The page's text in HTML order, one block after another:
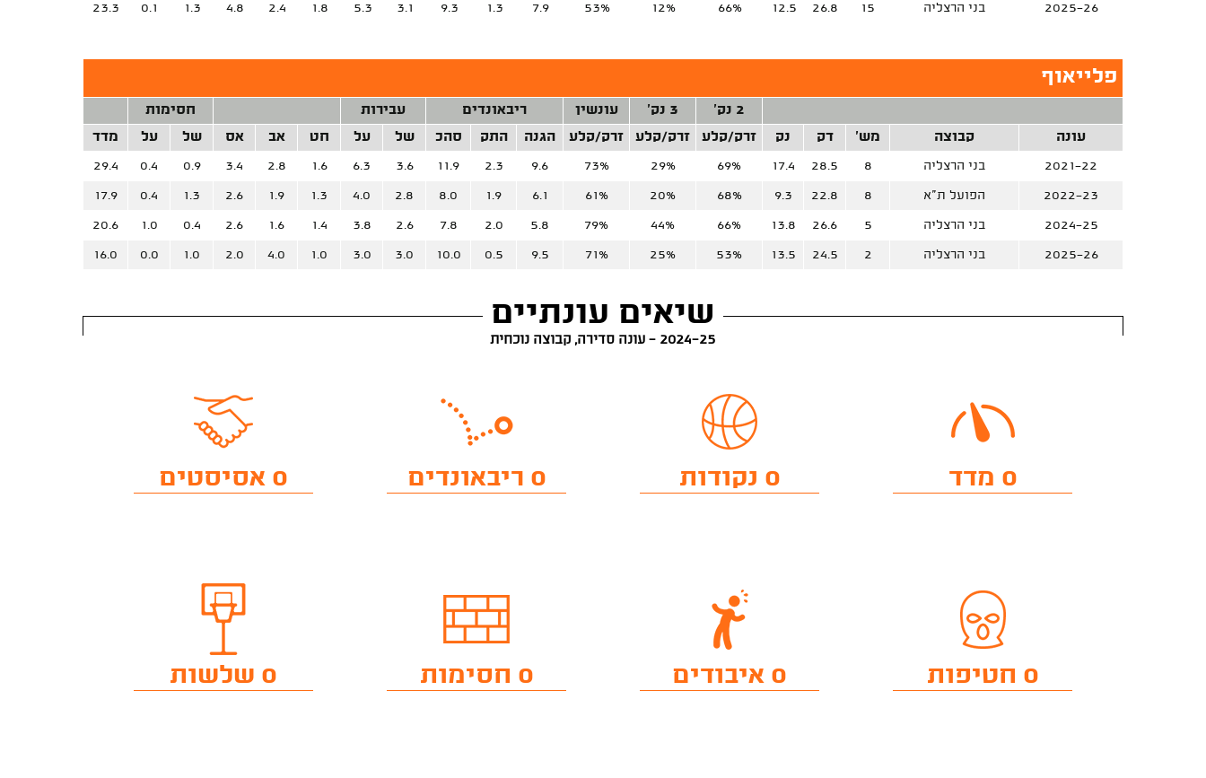
2025-26 בני הרצליה 15
26.8
12.5
66%
12%
53%
7.9
1.3
9.3
3.1
5.3
1.8
2.4
4.8
1.3
0.1
23.3
פלייאוף
2 נק' 3 נק' עונשין ריבאונדים עבירות
חסימות
עונה
קבוצה מש' דק נק זרק/קלע זרק/קלע זרק/קלע הגנה התק סהכ של על חט אב אס של על מדד
2021-22 בני הרצליה 8
28.5
17.4
69%
29%
73%
9.6
2.3
11.9
3.6
6.3
1.6
2.8
3.4
0.9
0.4
29.4
2022-23 הפועל ת"א 8
22.8
9.3
68%
20%
61%
6.1
1.9
8.0
2.8
4.0
1.3
1.9
2.6
1.3
0.4
17.9
2024-25 בני הרצליה 5
26.6
13.8
66%
44%
79%
5.8
2.0
7.8
2.6
3.8
1.4
1.6
2.6
0.4
1.0
20.6
2025-26 בני הרצליה 2
24.5
13.5
53%
25%
71%
9.5
0.5
10.0
3.0
3.0
1.0
4.0
2.0
1.0
0.0
16.0
שיאים עונתיים
2024-25 - עונה סדירה, קבוצה נוכחית
0 מדד 0 נקודות 0 ריבאונדים 0 אסיסטים
0 חטיפות 0 איבודים 0 חסימות 0 שלשות